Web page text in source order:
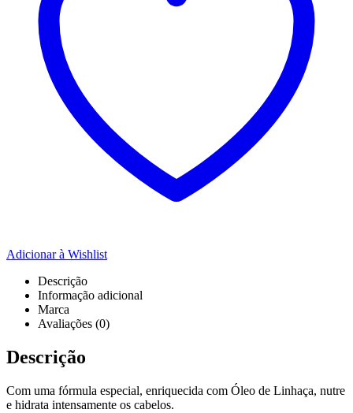
Adicionar à Wishlist
Descrição
Informação adicional
Marca
Avaliações (0)
Descrição
Com uma fórmula especial, enriquecida com Óleo de Linhaça, nutre
e hidrata intensamente os cabelos.